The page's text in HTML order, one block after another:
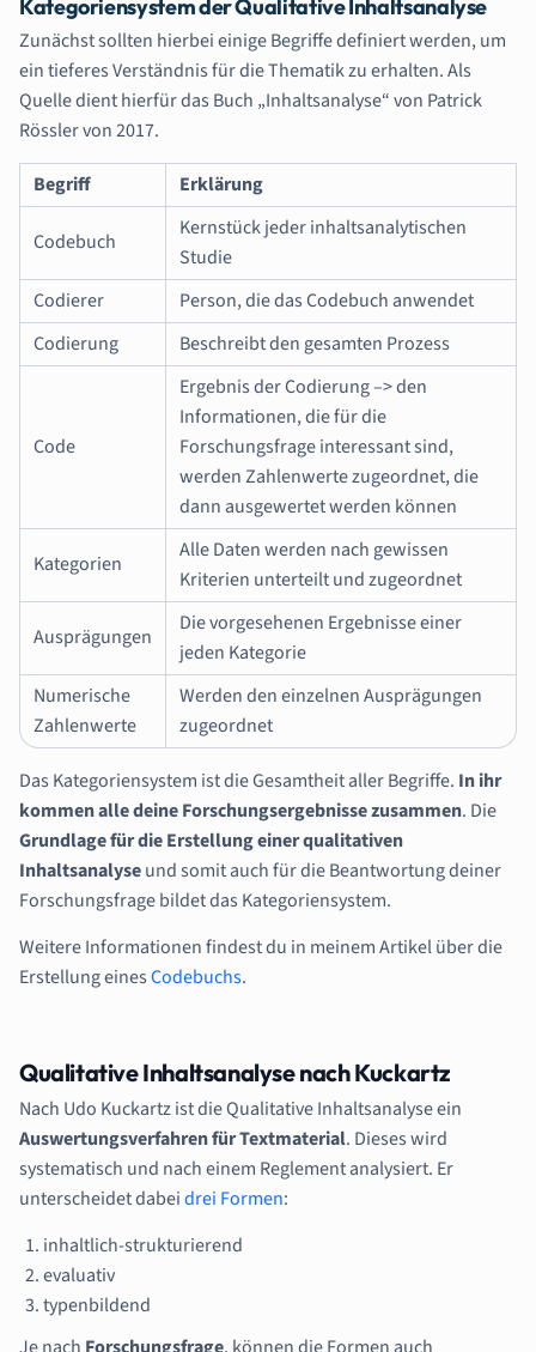
Kategoriensystem der Qualitative Inhaltsanalyse
Zunächst sollten hierbei einige Begriffe definiert werden, um
ein tieferes Verständnis für die Thematik zu erhalten. Als
Quelle dient hierfür das Buch „Inhaltsanalyse“ von Patrick
Rössler von 2017.
Begriff Erklärung
Codebuch
Kernstück jeder inhaltsanalytischen
Studie
Codierer
Person, die das Codebuch anwendet
Codierung
Beschreibt den gesamten Prozess
Code
Ergebnis der Codierung –> den
Informationen, die für die
Forschungsfrage interessant sind,
werden Zahlenwerte zugeordnet, die
dann ausgewertet werden können
Kategorien
Alle Daten werden nach gewissen
Kriterien unterteilt und zugeordnet
Ausprägungen
Die vorgesehenen Ergebnisse einer
jeden Kategorie
Numerische
Zahlenwerte
Werden den einzelnen Ausprägungen
zugeordnet
Das Kategoriensystem ist die Gesamtheit aller Begriffe. In ihr
kommen alle deine Forschungsergebnisse zusammen. Die
Grundlage für die Erstellung einer qualitativen
Inhaltsanalyseund somit auch für die Beantwortung deiner
Forschungsfrage bildet das Kategoriensystem.
Weitere Informationen findest du in meinem Artikel über die
Erstellung einesCodebuchs.
Qualitative Inhaltsanalyse nach Kuckartz
Nach Udo Kuckartz ist die Qualitative Inhaltsanalyse ein
Auswertungsverfahren für Textmaterial. Dieses wird
systematisch und nach einem Reglement analysiert. Er
unterscheidet dabeidrei Formen:
inhaltlich-strukturierend
evaluativ
typenbildend
Je nach Forschungsfrage, können die Formen auch